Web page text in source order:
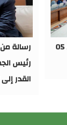
بيان مجلس الوزراء اليوم الأربعاء 05
رسالة
رئيس
القدر إلى